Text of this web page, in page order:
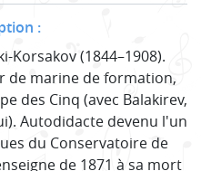
:
Korsakov (1844–1908).
de marine de formation,
des Cinq (avec Balakirev,
Autodidacte devenu l'un
du Conservatoire de
de 1871 à sa mort